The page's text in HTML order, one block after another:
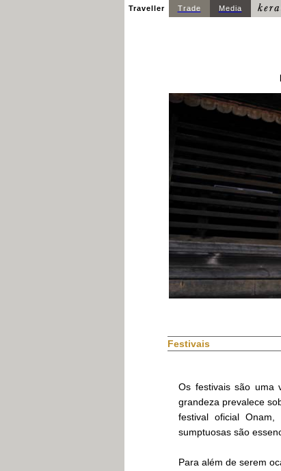
Traveller Trade Media
Festivais
Os festivais são uma
grandeza prevalece
festival oficial
sumptuosas são
Para além de serem